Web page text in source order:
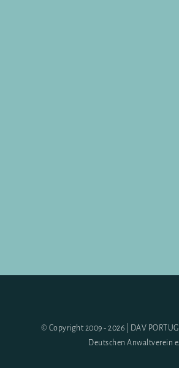
© Copyright 2009 - 2026 | DAV
Deutschen Anwaltverein